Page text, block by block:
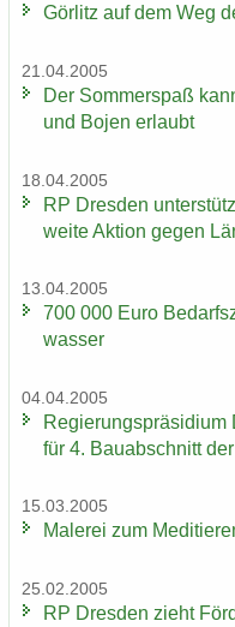
Gör­litz auf dem Weg
21.04.2005
Der Som­mer­spaß
und Bojen er­laubt
18.04.2005
RP Dres­den
wei­te Ak­ti­on gegen
13.04.2005
700 000 Euro
was­ser
04.04.2005
Re­gie­rungs­prä­si­di­um
für 4. Bau­ab­schnitt
15.03.2005
Ma­le­rei zum
25.02.2005
RP Dres­den zieht